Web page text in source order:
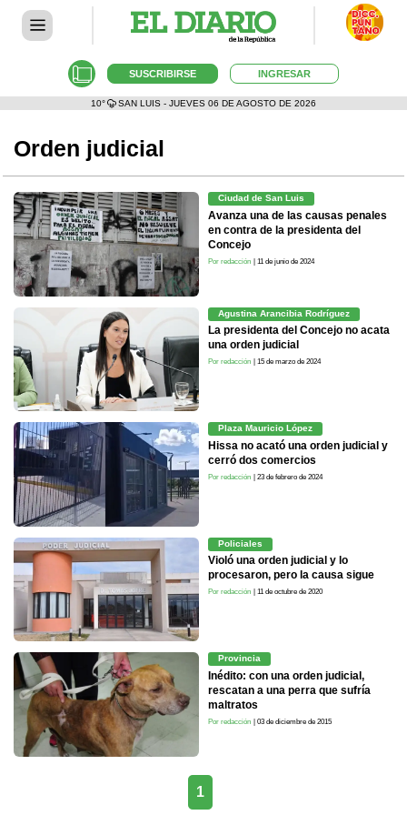
SUSCRIBIRSE INGRESAR
10° SAN LUIS - JUEVES 06 DE AGOSTO DE 2026
Orden judicial
Ciudad de San Luis
Avanza una de las causas penales
en contra de la presidenta del
Concejo
Por redacción | 11 de junio de 2024
Agustina Arancibia Rodríguez
La presidenta del Concejo no acata
una orden judicial
Por redacción | 15 de marzo de 2024
Plaza Mauricio López
Hissa no acató una orden judicial y
cerró dos comercios
Por redacción | 23 de febrero de 2024
Policiales
Violó una orden judicial y lo
procesaron, pero la causa sigue
Por redacción | 11 de octubre de 2020
Provincia
Inédito: con una orden judicial,
rescatan a una perra que sufría
maltratos
Por redacción | 03 de diciembre de 2015
1